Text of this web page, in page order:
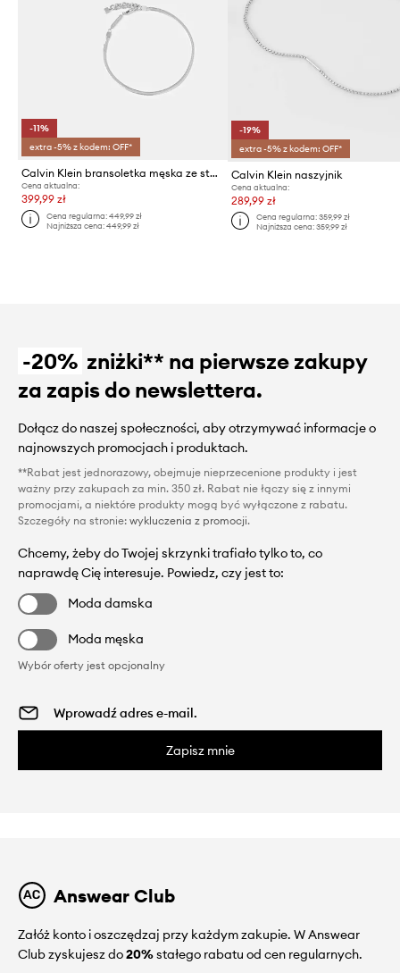
-11%
extra -5% z kodem: OFF*
Calvin Klein bransoletka męska ze stali szlachetnej 2-pack
Cena aktualna:
399,99 zł
Cena regularna:449,99 zł
Najniższa cena:449,99 zł
-19%
extra -5% z kodem: OFF*
Calvin Klein naszyjnik
Cena aktualna:
289,99 zł
Cena regularna: 359,99 zł
Najniższa cena: 359,99 zł
-20% zniżki** na pierwsze zakupy
za zapis do newslettera.
Dołącz do naszej społeczności, aby otrzymywać informacje o
najnowszych promocjach i produktach.
**Rabat jest jednorazowy, obejmuje nieprzecenione produkty i jest
ważny przy zakupach za min. 350 zł. Rabat nie łączy się z innymi
promocjami, a niektóre produkty mogą być wyłączone z rabatu.
Szczegóły na stronie: wykluczenia z promocji.
Chcemy, żeby do Twojej skrzynki trafiało tylko to, co
naprawdę Cię interesuje. Powiedz, czy jest to:
Moda damska
Moda męska
Wybór oferty jest opcjonalny
Zapisz mnie
Answear Club
Załóż konto i oszczędzaj przy każdym zakupie. W Answear
Club zyskujesz do20%stałego rabatu od cen regularnych.